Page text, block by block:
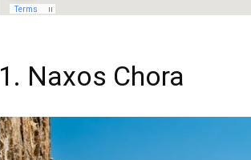
1. Naxos Chora